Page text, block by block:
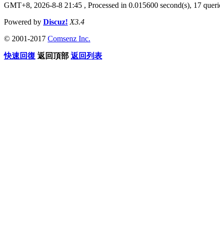
GMT+8, 2026-8-8 21:45 , Processed in 0.015600 second(s), 17
Powered by Discuz! X3.4
© 2001-2017 Comsenz Inc.
快速回復 返回頂部 返回列表